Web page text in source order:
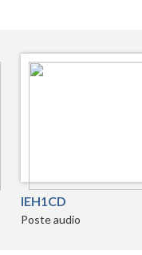
IEH1CD
Poste audio